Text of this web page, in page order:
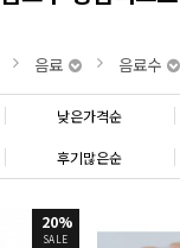
음료 음료수
낮은가격순
후기많은순
20%
SALE